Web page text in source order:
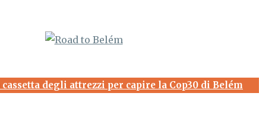
degli attrezzi per capire la Cop30 di Belém